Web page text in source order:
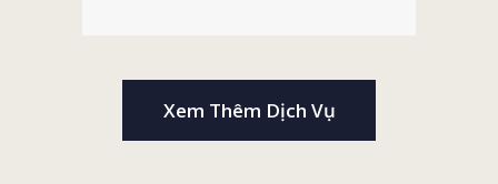
Xem Thêm Dịch Vụ